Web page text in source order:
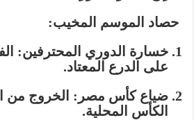
حصاد الموسم المخيب:
خسارة الدوري المحترفين:
على الدرع المعتاد.
ضياع كأس مصر: الخروج من
الكأس المحلية.